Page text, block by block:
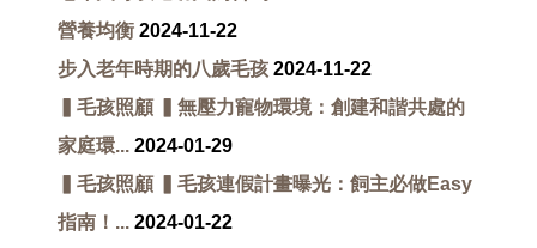
營養均衡 2024-11-22
步入老年時期的八歲毛孩 2024-11-22
▍毛孩照顧 ▍無壓力寵物環境：創建和諧共處的
家庭環... 2024-01-29
▍毛孩照顧 ▍毛孩連假計畫曝光：飼主必做Easy
指南！... 2024-01-22